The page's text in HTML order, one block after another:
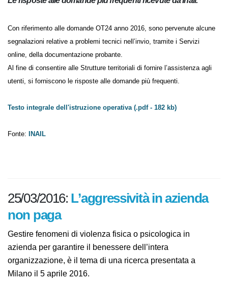
Le risposte alle domande più frequenti ricevute da Inail.
Con riferimento alle domande OT24 anno 2016, sono pervenute
alcune segnalazioni relative a problemi tecnici nell’invio, tramite i
Servizi online, della documentazione probante.
Al fine di consentire alle Strutture territoriali di fornire l’assistenza agli
utenti, si forniscono le risposte alle domande più frequenti.
Testo integrale dell'istruzione operativa (.pdf - 182 kb)
Fonte: INAIL
25/03/2016: L’aggressività in azienda
non paga
Gestire fenomeni di violenza fisica o psicologica in
azienda per garantire il benessere dell’intera
organizzazione, è il tema di una ricerca presentata a
Milano il 5 aprile 2016.